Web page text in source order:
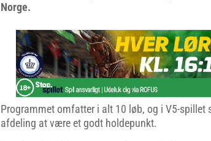
Norge.
Programmet omfatter i alt 10 løb, og i V5-spillet
afdeling at være et godt holdepunkt.